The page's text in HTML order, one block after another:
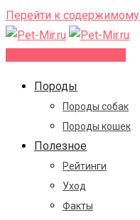
Перейти к содержимому
Породы
Породы собак
Породы кошек
Полезное
Рейтинги
Уход
Факты